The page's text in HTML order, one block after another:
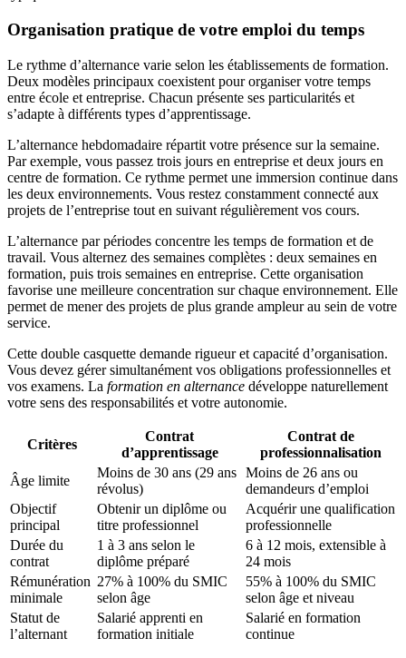
Organisation pratique de votre emploi du temps
Le rythme d’alternance varie selon les établissements de formation.
Deux modèles principaux coexistent pour organiser votre temps
entre école et entreprise. Chacun présente ses particularités et
s’adapte à différents types d’apprentissage.
L’alternance hebdomadaire répartit votre présence sur la semaine.
Par exemple, vous passez trois jours en entreprise et deux jours en
centre de formation. Ce rythme permet une immersion continue dans
les deux environnements. Vous restez constamment connecté aux
projets de l’entreprise tout en suivant régulièrement vos cours.
L’alternance par périodes concentre les temps de formation et de
travail. Vous alternez des semaines complètes : deux semaines en
formation, puis trois semaines en entreprise. Cette organisation
favorise une meilleure concentration sur chaque environnement. Elle
permet de mener des projets de plus grande ampleur au sein de votre
service.
Cette double casquette demande rigueur et capacité d’organisation.
Vous devez gérer simultanément vos obligations professionnelles et
vos examens. La formation en alternance développe naturellement
votre sens des responsabilités et votre autonomie.
Critères
Contrat
d’apprentissage
Contrat de
professionnalisation
Âge limite
Moins de 30 ans (29 ans
révolus)
Moins de 26 ans ou
demandeurs d’emploi
Objectif
principal
Obtenir un diplôme ou
titre professionnel
Acquérir une qualification
professionnelle
Durée du
contrat
1 à 3 ans selon le
diplôme préparé
6 à 12 mois, extensible à
24 mois
Rémunération
minimale
27% à 100% du SMIC
selon âge
55% à 100% du SMIC
selon âge et niveau
Statut de
l’alternant
Salarié apprenti en
formation initiale
Salarié en formation
continue